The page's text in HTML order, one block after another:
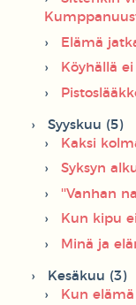
Elämä
Köyhällä
Syyskuu (5)
Kaksi
Syksyn
''Vanhan
Kun kipu
Minä ja
Kesäkuu (3)
Kun